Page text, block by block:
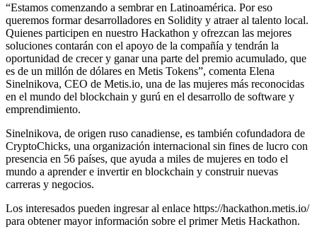
“Estamos comenzando a sembrar en Latinoamérica. Por eso
queremos formar desarrolladores en Solidity y atraer al talento local.
Quienes participen en nuestro Hackathon y ofrezcan las mejores
soluciones contarán con el apoyo de la compañía y tendrán la
oportunidad de crecer y ganar una parte del premio acumulado, que
es de un millón de dólares en Metis Tokens”, comenta Elena
Sinelnikova, CEO de Metis.io, una de las mujeres más reconocidas
en el mundo del blockchain y gurú en el desarrollo de software y
emprendimiento.
Sinelnikova, de origen ruso canadiense, es también cofundadora de
CryptoChicks, una organización internacional sin fines de lucro con
presencia en 56 países, que ayuda a miles de mujeres en todo el
mundo a aprender e invertir en blockchain y construir nuevas
carreras y negocios.
Los interesados pueden ingresar al enlace https://hackathon.metis.io/
para obtener mayor información sobre el primer Metis Hackathon.